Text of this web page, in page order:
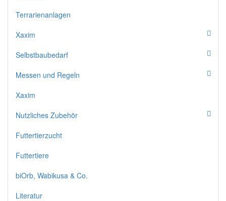
Terrarienanlagen
Xaxim
Selbstbaubedarf
Messen und Regeln
Xaxim
Nutzliches Zubehör
Futtertierzucht
Futtertiere
biOrb, Wabikusa & Co.
Literatur